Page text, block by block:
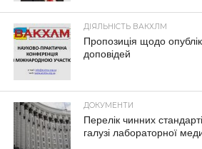
ДІЯЛЬНІСТЬ ВАКХЛМ
Пропозиція щодо
доповідей
ДОКУМЕНТИ
Перелік чинних
галузі лабораторної